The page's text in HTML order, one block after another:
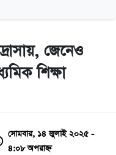
জেনেও
শিক্ষা
সোমবার, ১৪ জুলাই ২০২৫ -
৪:০৮ অপরাহ্ন